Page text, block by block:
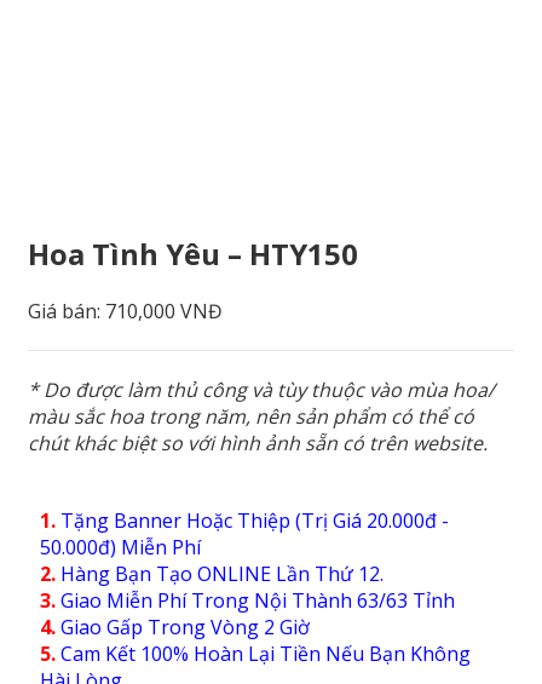
Hoa Tình Yêu – HTY150
Giá bán: 710,000 VNĐ
* Do được làm thủ công và tùy thuộc vào mùa hoa/
màu sắc hoa trong năm, nên sản phẩm có thể có
chút khác biệt so với hình ảnh sẵn có trên website.
1. Tặng Banner Hoặc Thiệp (Trị Giá 20.000đ -
50.000đ) Miễn Phí
2. Hàng Bạn Tạo ONLINE Lần Thứ 12.
3.Giao Miễn Phí Trong Nội Thành 63/63 Tỉnh
4.Giao Gấp Trong Vòng 2 Giờ
5.Cam Kết 100% Hoàn Lại Tiền Nếu Bạn Không